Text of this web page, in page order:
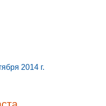
2014 г.